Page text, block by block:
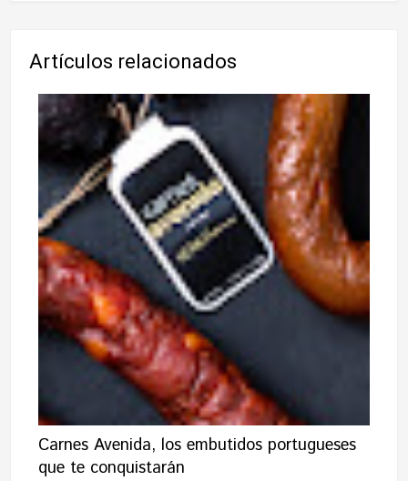
Artículos relacionados
Carnes Avenida, los embutidos portugueses
que te conquistarán